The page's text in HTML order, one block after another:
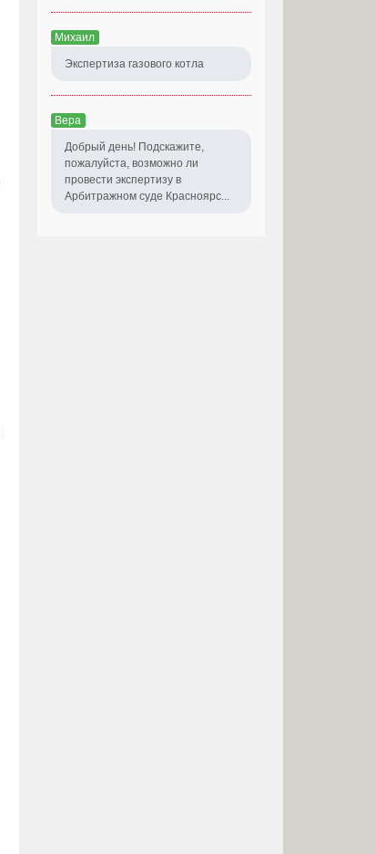
Михаил
Экспертиза газового котла
Вера
Добрый день! Подскажите,
пожалуйста, возможно ли
провести экспертизу в
Арбитражном суде Красноярс...